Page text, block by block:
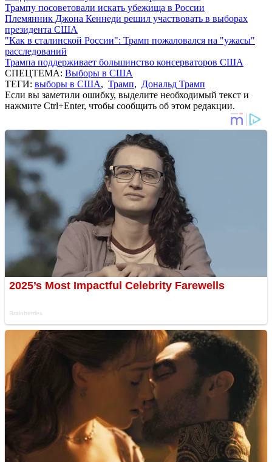
Трампу посоветовали искать убежища в России
Племянник Джона Кеннеди решил участвовать в выборах
президента США
"Как в сталинской России": Трамп пожаловался на "ужасы"
расследований
Трампа поддерживает большинство консерваторов США
СПЕЦТЕМА: Выборы в США
ТЕГИ: выборы в США, Трамп, Дональд Трамп
Если вы заметили ошибку, выделите необходимый текст и
нажмите Ctrl+Enter, чтобы сообщить об этом редакции.